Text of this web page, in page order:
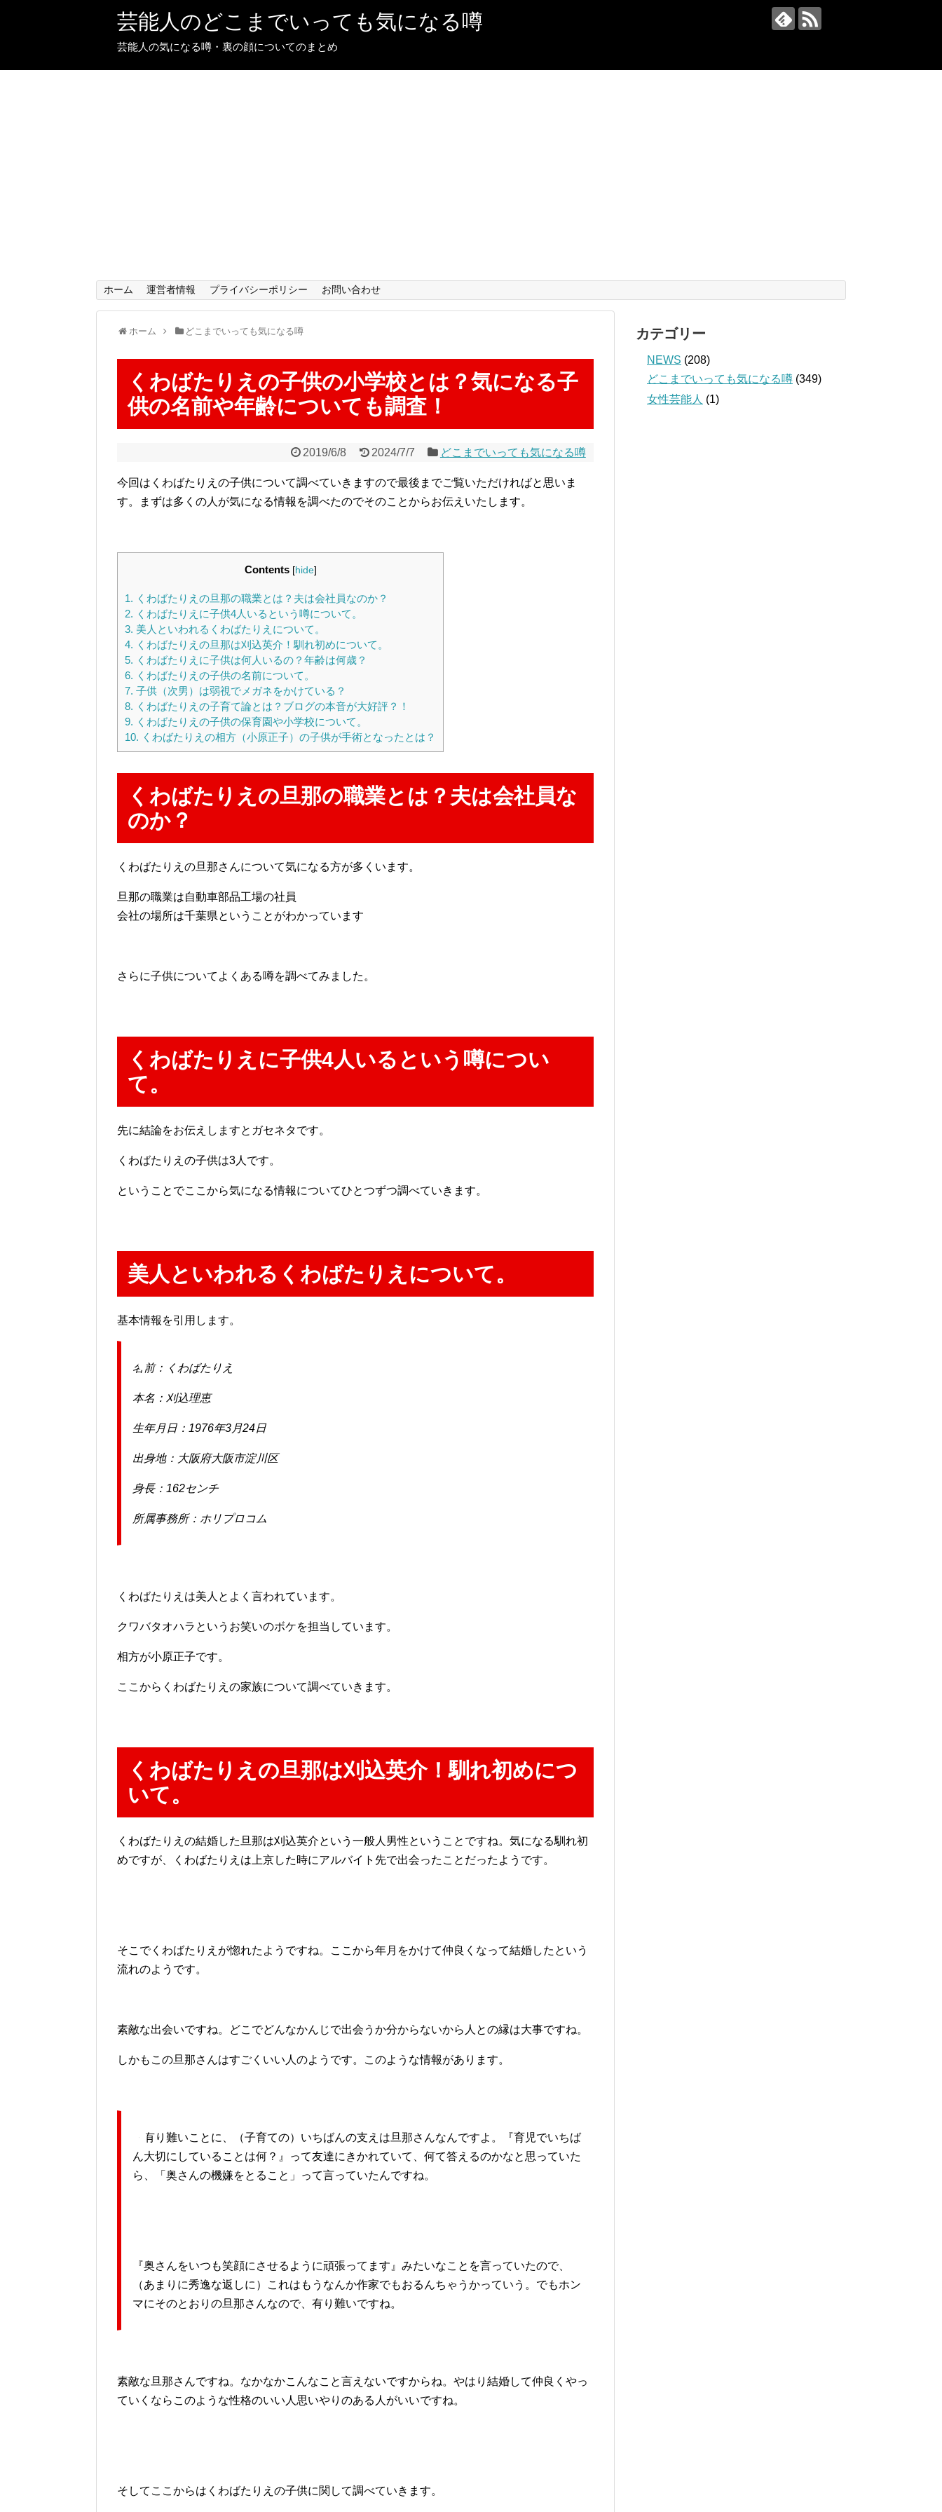
芸能人のどこまでいっても気になる噂
芸能人の気になる噂・裏の顔についてのまとめ
ホーム 運営者情報 プライバシーポリシー お問い合わせ
ホーム どこまでいっても気になる噂
くわばたりえの子供の小学校とは？気になる子
供の名前や年齢についても調査！
2019/6/8 2024/7/7 どこまでいっても気になる噂
今回はくわばたりえの子供について調べていきますので最後までご覧いただければと思いま
す。まずは多くの人が気になる情報を調べたのでそのことからお伝えいたします。
Contents [hide]
1. くわばたりえの旦那の職業とは？夫は会社員なのか？
2. くわばたりえに子供4人いるという噂について。
3. 美人といわれるくわばたりえについて。
4. くわばたりえの旦那は刈込英介！馴れ初めについて。
5. くわばたりえに子供は何人いるの？年齢は何歳？
6. くわばたりえの子供の名前について。
7. 子供（次男）は弱視でメガネをかけている？
8. くわばたりえの子育て論とは？ブログの本音が大好評？！
9. くわばたりえの子供の保育園や小学校について。
10. くわばたりえの相方（小原正子）の子供が手術となったとは？
くわばたりえの旦那の職業とは？夫は会社員な
のか？
くわばたりえの旦那さんについて気になる方が多くいます。
旦那の職業は自動車部品工場の社員
会社の場所は千葉県ということがわかっています
さらに子供についてよくある噂を調べてみました。
くわばたりえに子供4人いるという噂につい
て。
先に結論をお伝えしますとガセネタです。
くわばたりえの子供は3人です。
ということでここから気になる情報についてひとつずつ調べていきます。
美人といわれるくわばたりえについて。
基本情報を引用します。
名前：くわばたりえ
本名：刈込理恵
生年月日：1976年3月24日
出身地：大阪府大阪市淀川区
身長：162センチ
所属事務所：ホリプロコム
くわばたりえは美人とよく言われています。
クワバタオハラというお笑いのボケを担当しています。
相方が小原正子です。
ここからくわばたりえの家族について調べていきます。
くわばたりえの旦那は刈込英介！馴れ初めにつ
いて。
くわばたりえの結婚した旦那は刈込英介という一般人男性ということですね。気になる馴れ初
めですが、くわばたりえは上京した時にアルバイト先で出会ったことだったようです。
そこでくわばたりえが惚れたようですね。ここから年月をかけて仲良くなって結婚したという
流れのようです。
素敵な出会いですね。どこでどんなかんじで出会うか分からないから人との縁は大事ですね。
しかもこの旦那さんはすごくいい人のようです。このような情報があります。
「有り難いことに、（子育ての）いちばんの支えは旦那さんなんですよ。『育児でいちば
ん大切にしていることは何？』って友達にきかれていて、何て答えるのかなと思っていた
ら、「奥さんの機嫌をとること」って言っていたんですね。
『奥さんをいつも笑顔にさせるように頑張ってます』みたいなことを言っていたので、
（あまりに秀逸な返しに）これはもうなんか作家でもおるんちゃうかっていう。でもホン
マにそのとおりの旦那さんなので、有り難いですね。
素敵な旦那さんですね。なかなかこんなこと言えないですからね。やはり結婚して仲良くやっ
ていくならこのような性格のいい人思いやりのある人がいいですね。
そしてここからはくわばたりえの子供に関して調べていきます。
カテゴリー
NEWS (208)
どこまでいっても気になる噂 (349)
女性芸能人 (1)